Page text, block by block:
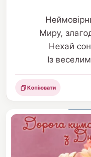
Миру,
Нехай
Із
Поділитися
Копіювати